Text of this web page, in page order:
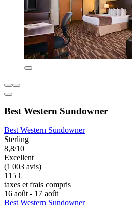
Best Western Sundowner
Best Western Sundowner
Sterling
8,8/10
Excellent
(1 003 avis)
115 €
taxes et frais compris
16 août - 17 août
Best Western Sundowner